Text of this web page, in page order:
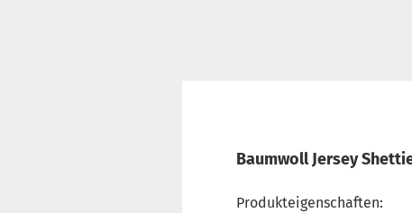
Baumwoll Jersey
Produkteigenschaften: